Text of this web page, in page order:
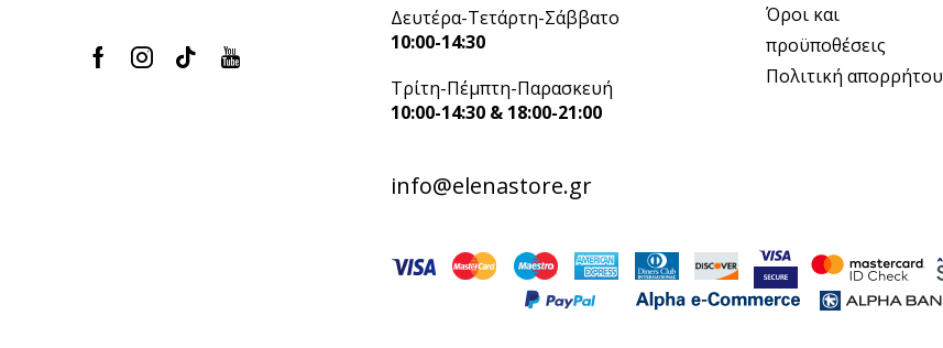
Δευτέρα-Τετάρτη-Σάββατο
10:00-14:30
Τρίτη-Πέμπτη-Παρασκευή
10:00-14:30 & 18:00-21:00
info@elenastore.gr
Όροι και
προϋποθέσεις
Πολιτική απορρήτου